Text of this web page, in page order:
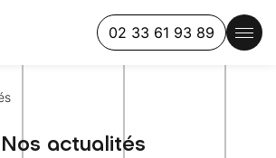
02 33 61 93 89
Nos actualités